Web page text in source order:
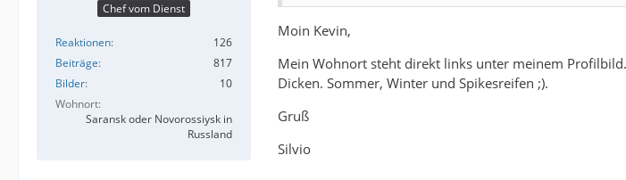
Chef vom Dienst
Reaktionen
126
Beiträge
817
Bilder
10
Wohnort
Saransk oder Novorossiysk in
Russland
Moin Kevin,
Mein Wohnort steht direkt links unter meinem
Dicken. Sommer, Winter und Spikesreifen ;).
Gruß
Silvio